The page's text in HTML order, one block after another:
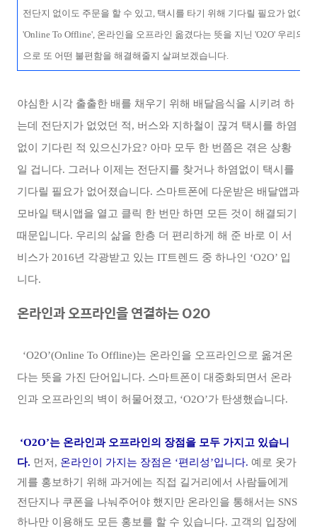
전단지 없이도 주문을 할 수 있고, 택시를 타기 위해 기다릴 필요가 없어
'Online To Offline', 온라인을 오프라인 옮겼다는 뜻을 지닌 'O2O' 우리의
으로 또 어떤 불편함을 해결해줄지 살펴보겠습니다.
야심한 시각 출출한 배를 채우기 위해 배달음식을 시키려 하
는데 전단지가 없었던 적, 버스와 지하철이 끊겨 택시를 하염
없이 기다린 적 있으신가요? 아마 모두 한 번쯤은 겪은 상황
일 겁니다. 그러나 이제는 전단지를 찾거나 하염없이 택시를
기다릴 필요가 없어졌습니다. 스마트폰에 다운받은 배달앱과
모바일 택시앱을 열고 클릭 한 번만 하면 모든 것이 해결되기
때문입니다. 우리의 삶을 한층 더 편리하게 해 준 바로 이 서
비스가 2016년 각광받고 있는 IT트렌드 중 하나인 ‘O2O’ 입
니다.
온라인과 오프라인을 연결하는 O2O
‘O2O’(Online To Offline)는 온라인을 오프라인으로 옮겨온
다는 뜻을 가진 단어입니다. 스마트폰이 대중화되면서 온라
인과 오프라인의 벽이 허물어졌고, ‘O2O’가 탄생했습니다.
‘O2O’는 온라인과 오프라인의 장점을 모두 가지고 있습니
다. 먼저, 온라인이 가지는 장점은 ‘편리성’입니다. 예로 옷가
게를 홍보하기 위해 과거에는 직접 길거리에서 사람들에게
전단지나 쿠폰을 나눠주어야 했지만 온라인을 통해서는 SNS
하나만 이용해도 모든 홍보를 할 수 있습니다. 고객의 입장에